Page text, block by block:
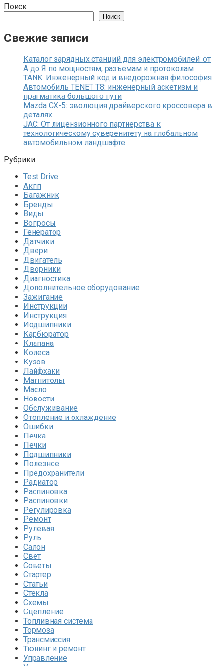
Поиск
Поиск
Свежие записи
Каталог зарядных станций для электромобилей: от
А до Я по мощностям, разъемам и протоколам
TANK: Инженерный код и внедорожная философия
Автомобиль TENET T8: инженерный аскетизм и
прагматика большого пути
Mazda CX-5: эволюция драйверского кроссовера в
деталях
JAC: От лицензионного партнерства к
технологическому суверенитету на глобальном
автомобильном ландшафте
Рубрики
Test Drive
Акпп
Багажник
Бренды
Виды
Вопросы
Генератор
Датчики
Двери
Двигатель
Дворники
Диагностика
Дополнительное оборудование
Зажигание
Инструкции
Инструкция
Иодшипники
Карбюратор
Клапана
Колеса
Кузов
Лайфхаки
Магнитолы
Масло
Новости
Обслуживание
Отопление и охлаждение
Ошибки
Печка
Печки
Подшипники
Полезное
Предохранители
Радиатор
Распиновка
Распиновки
Регулировка
Ремонт
Рулевая
Руль
Салон
Свет
Советы
Стартер
Статьи
Стекла
Схемы
Сцепление
Топливная система
Тормоза
Трансмиссия
Тюнинг и ремонт
Управление